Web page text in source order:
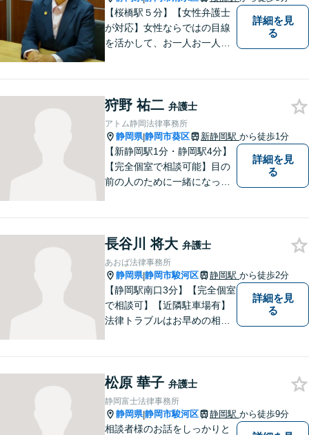
【桜橋駅５分】【女性弁護士
が対応】女性ならではの目線
を活かして、お一人お一人の
っくり聞かせていただきま
す。法律面・精神面の両方か
らサポートいたします。
詳細を見
る
狩野 祐二 弁護士
アトム静岡法律事務所
静岡県|静岡市葵区 新静岡駅 から徒歩1分
【新静岡駅1分・静岡駅4分】
【完全個室で相談可能】目の
前の人のために一緒になって
のコミュニケーションを尊重
し、常に最善を尽くすことを
お約束します。 ぜひご相談く
ださい。
詳細を見
る
長谷川 将大 弁護士
あおば法律事務所
静岡県|静岡市駿河区 静岡駅 から徒歩2分
【静岡駅南口3分】【完全個室
で相談可】【近隣駐車場有】
法律トラブルはお早めの相談
境を整えておりますのでぜひ
お気軽にご相談ください。
詳細を見
る
松原 華子 弁護士
静岡富士法律事務所
静岡県|静岡市駿河区 静岡駅 から徒歩9分
相談者様のお話をしっかりと